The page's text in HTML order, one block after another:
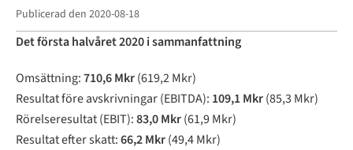
Publicerad den 2020-08-18
Det första halvåret 2020 i sammanfattning
Omsättning:710,6 Mkr(619,2 Mkr)
Resultat före avskrivningar (EBITDA): 109,1 Mkr(85,3 Mkr)
Rörelseresultat (EBIT):83,0 Mkr(61,9 Mkr)
Resultat efter skatt:66,2 Mkr(49,4 Mkr)